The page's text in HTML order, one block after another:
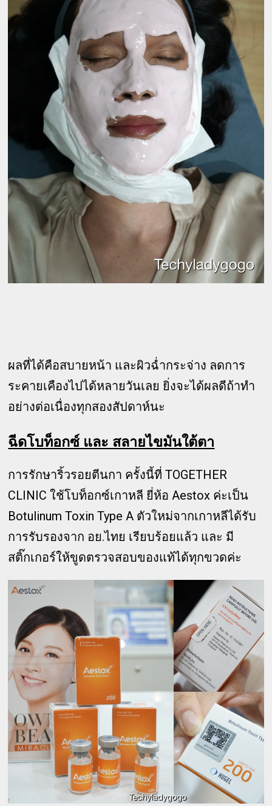
ผลที่ได้คือสบายหน้า และผิวฉ่ำกระจ่าง ลดการ
ระคายเคืองไปได้หลายวันเลย ยิ่งจะได้ผลดีถ้าทำ
อย่างต่อเนื่องทุกสองสัปดาห์นะ
ฉีดโบท็อกซ์ และ สลายไขมันใต้ตา
การรักษาริ้วรอยตีนกา ครั้งนี้ที่ TOGETHER
CLINIC ใช้โบท็อกซ์เกาหลี ยี่ห้อ Aestox ค่ะเป็น
Botulinum Toxin Type A ตัวใหม่จากเกาหลีได้รับ
การรับรองจาก อย.ไทย เรียบร้อยแล้ว และ มี
สติ๊กเกอร์ให้ขูดตรวจสอบของแท้ได้ทุกขวดค่ะ